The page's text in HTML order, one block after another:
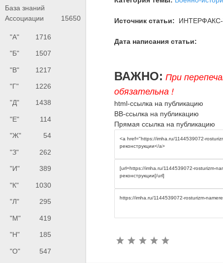
База знаний
Ассоциации
15650
"А" 1716
"Б" 1507
"В" 1217
"Г" 1226
"Д" 1438
"Е" 114
"Ж" 54
"З" 262
"И" 389
"К" 1030
"Л" 295
"М" 419
"Н" 185
"О" 547
Источник статьи:
Дата написания статьи:
ВАЖНО: При
обязательна !
html-ссылка на публикацию
BB-ссылка на публикацию
Прямая ссылка на публикацию